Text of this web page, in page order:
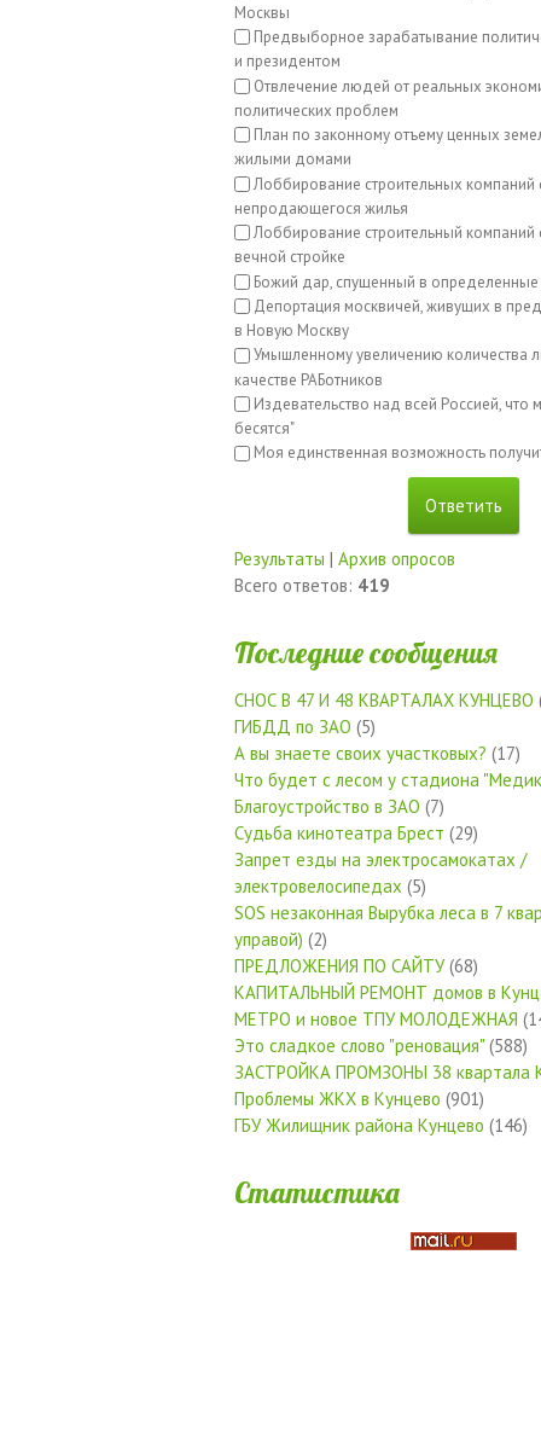
Москвы
Предвыборное зарабатывание
и президентом
Отвлечение людей от реальных
политических проблем
План по законному отъему ценных
жилыми домами
Лоббирование строительных компаний
непродающегося жилья
Лоббирование строительный компаний
вечной стройке
Божий дар, спущенный в
Депортация москвичей, живущих в
в Новую Москву
Умышленному увеличению количества
качестве РАБотников
Издевательство над всей Россией, что
бесятся"
Моя единственная возможность
Результаты | Архив опросов
Всего ответов: 419
Последние сообщения
СНОС В 47 И 48 КВАРТАЛАХ КУНЦЕВО
ГИБДД по ЗАО (5)
А вы знаете своих участковых? (17)
Что будет с лесом у стадиона
Благоустройство в ЗАО (7)
Судьба кинотеатра Брест (29)
Запрет езды на электросамокатах /
электровелосипедах (5)
SOS незаконная Вырубка леса в 7
управой) (2)
ПРЕДЛОЖЕНИЯ ПО САЙТУ(68)
КАПИТАЛЬНЫЙ РЕМОНТ домов в
МЕТРО и новое ТПУ МОЛОДЕЖНАЯ
Это сладкое слово "реновация" (588)
ЗАСТРОЙКА ПРОМЗОНЫ 38 квартала
Проблемы ЖКХ в Кунцево (901)
ГБУ Жилищник района Кунцево (146)
Статистика